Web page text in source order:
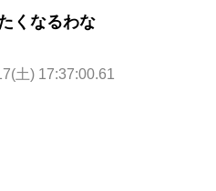
くなるわな
土) 17:37:00.61